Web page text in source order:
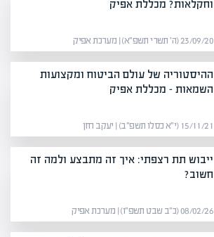
וחקלאות? מכללת אפיק
23/09/20 (ה׳ תשרי תשפ״א) | מערכת אפיק
ההיסטוריה של עולם הביטוח ומקצועות
השמאות – מכללת אפיק
15/11/21 (י״א כסלו תשפ״ב) | יעקב חזן
ייבוש תת רצפתי: איך זה מתבצע ולמה זה
חשוב?
08/02/26 (כ״ב שבט תשפ״ו) | מערכת אפיק